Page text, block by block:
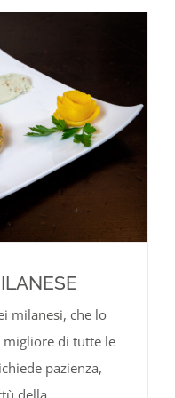
milanesi, che lo
migliore di tutte le
pazienza,